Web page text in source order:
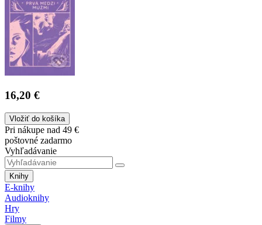
16,20 €
Vložiť do košíka
Pri nákupe nad 49 €
poštovné zadarmo
Vyhľadávanie
Knihy
E-knihy
Audioknihy
Hry
Filmy